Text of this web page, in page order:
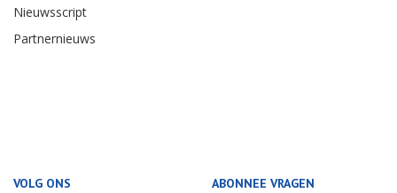
Nieuwsscript
Partnernieuws
VOLG ONS ABONNEE VRAGEN